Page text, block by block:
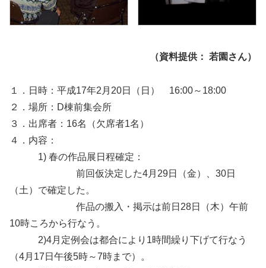
（資料提供： 若園さん）
１．日時：平成17年2月20日（日） 16:00～18:00
２．場所：D棟前集会所
３．出席者：16名（欠席者1名）
４．内容：
1) 春の作品展日程確定：
前回仮決定した4月29日（金）、30日
（土）で確定した。
作品の搬入・掲示は前日28日（木）午前
10時ころから行なう。
2)4月定例会は都合により1時間繰り下げて行なう
（4月17日午後5時～7時まで）。